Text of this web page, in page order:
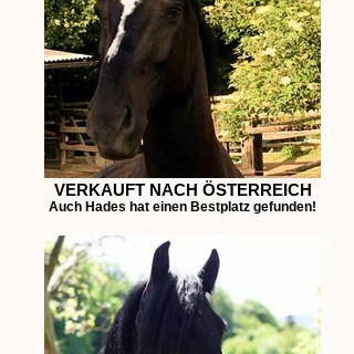
VERKAUFT NACH ÖSTERREICH
Auch Hades hat einen Bestplatz gefunden!